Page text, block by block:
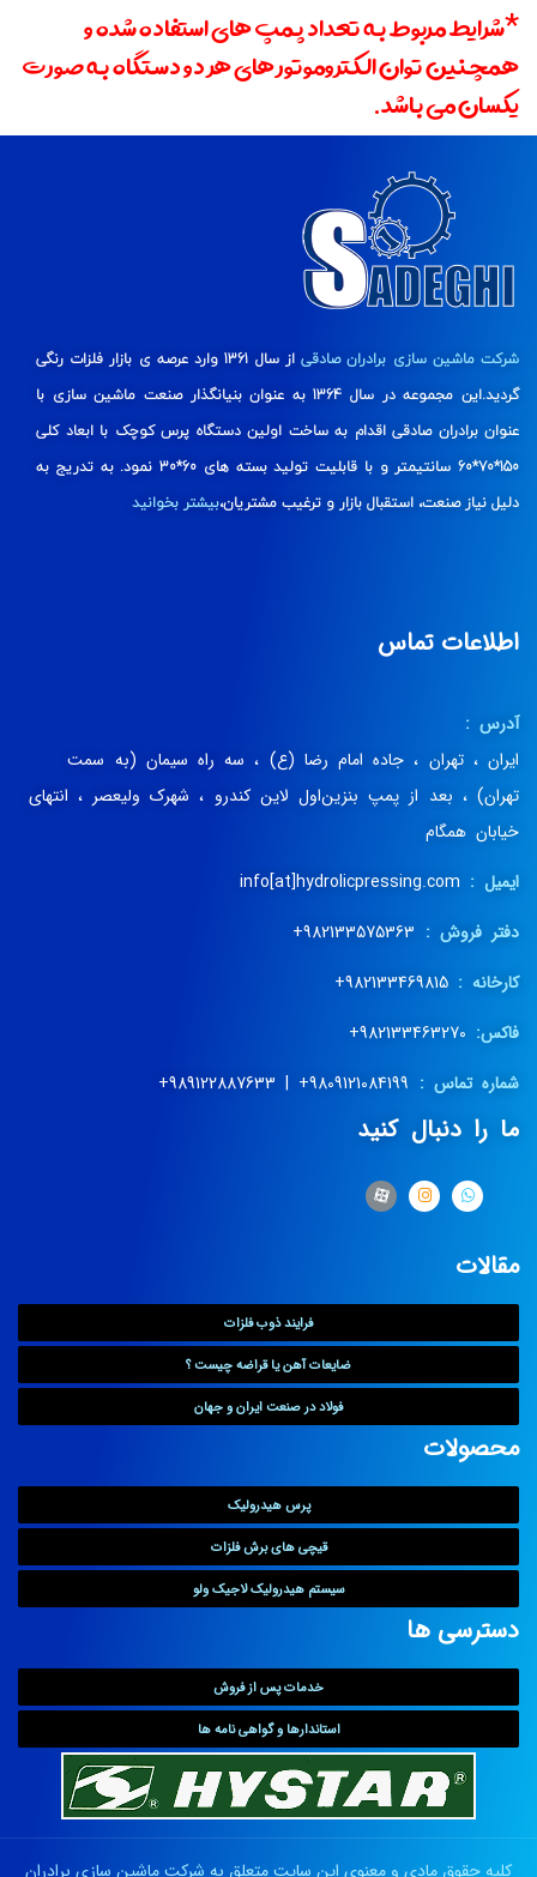
*شرایط مربوط به تعداد پمپ های استفاده شده و
همچنین توان الکتروموتور های هر دو دستگاه به صورت
یکسان می باشد.
شرکت ماشین سازی برادران صادقی
از سال 1361 وارد عرصه ی بازار فلزات رنگی
گردید.این مجموعه در سال 1364 به عنوان بنیانگذار صنعت ماشین سازی با
عنوان برادران صادقی اقدام به ساخت اولین دستگاه پرس کوچک با ابعاد کلی
150*70*60 سانتیمتر و با قابلیت تولید بسته های 60*30 نمود. به تدریج به
دلیل نیاز صنعت، استقبال بازار و ترغیب مشتریان،بیشتر بخوانید
اطلاعات تماس
آدرس :
ایران ، تهران ، جاده امام رضا (ع) ، سه راه سیمان (به سمت
تهران) ، بعد از پمپ بنزین‌اول لاین کندرو ، شهرک ولیعصر ، انتهای
خیابان همگام
ایمیل :
دفتر فروش :
کارخانه : 982133469815+
فاکس:
شماره تماس :
ما را دنبال کنید
مقالات
فرایند ذوب فلزات
ضایعات آهن یا قراضه چیست ؟
فولاد در صنعت ایران و جهان
محصولات
پرس هیدرولیک
قیچی های برش فلزات
سیستم هیدرولیک لاجیک ولو
دسترسی ها
خدمات پس از فروش
استاندارها و گواهی نامه ها
کلیه حقوق مادی و معنوی این سایت متعلق به شرکت ماشین سازی برادران